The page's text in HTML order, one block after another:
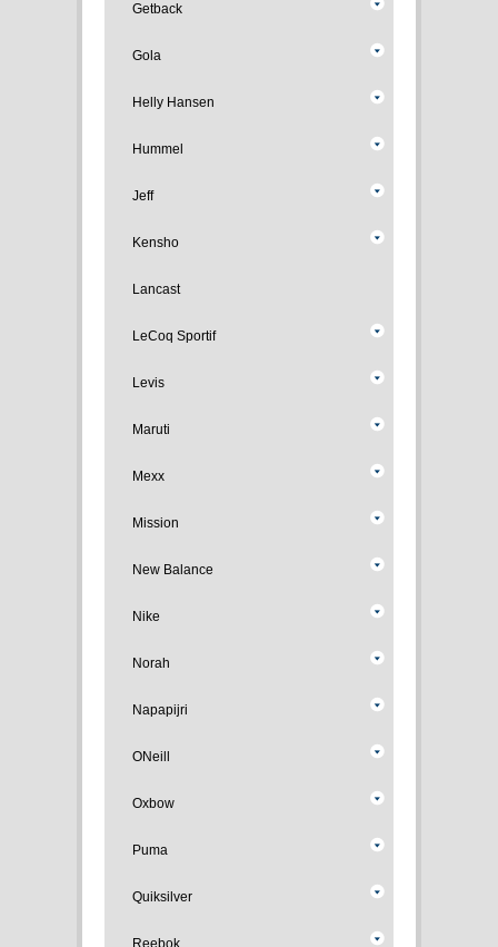
Getback
Gola
Helly Hansen
Hummel
Jeff
Kensho
Lancast
LeCoq Sportif
Levis
Maruti
Mexx
Mission
New Balance
Nike
Norah
Napapijri
ONeill
Oxbow
Puma
Quiksilver
Reebok